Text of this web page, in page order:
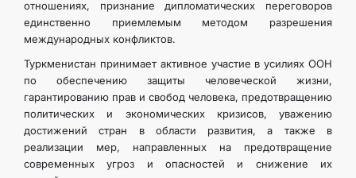
отношениях, признание дипломатических переговоров
единственно приемлемым методом разрешения
международных конфликтов.
Туркменистан принимает активное участие в усилиях ООН
по обеспечению защиты человеческой жизни,
гарантированию прав и свобод человека, предотвращению
политических и экономических кризисов, уважению
достижений стран в области развития, а также в
реализации мер, направленных на предотвращение
современных угроз и опасностей и снижение их